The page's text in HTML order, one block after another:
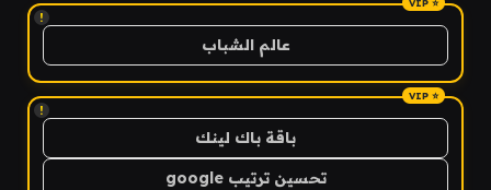
!
عالم الشباب
!
باقة باك لينك
تحسين ترتيب google